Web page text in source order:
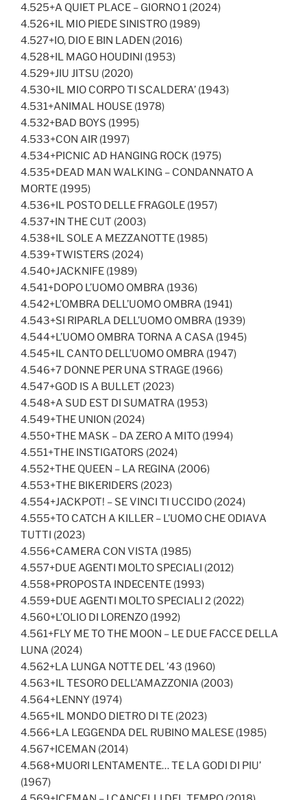
4.525+A QUIET PLACE – GIORNO 1 (2024)
4.526+IL MIO PIEDE SINISTRO (1989)
4.527+IO, DIO E BIN LADEN (2016)
4.528+IL MAGO HOUDINI (1953)
4.529+JIU JITSU (2020)
4.530+IL MIO CORPO TI SCALDERA’ (1943)
4.531+ANIMAL HOUSE (1978)
4.532+BAD BOYS (1995)
4.533+CON AIR (1997)
4.534+PICNIC AD HANGING ROCK (1975)
4.535+DEAD MAN WALKING – CONDANNATO A
MORTE (1995)
4.536+IL POSTO DELLE FRAGOLE (1957)
4.537+IN THE CUT (2003)
4.538+IL SOLE A MEZZANOTTE (1985)
4.539+TWISTERS (2024)
4.540+JACKNIFE (1989)
4.541+DOPO L’UOMO OMBRA (1936)
4.542+L’OMBRA DELL’UOMO OMBRA (1941)
4.543+SI RIPARLA DELL’UOMO OMBRA (1939)
4.544+L’UOMO OMBRA TORNA A CASA (1945)
4.545+IL CANTO DELL’UOMO OMBRA (1947)
4.546+7 DONNE PER UNA STRAGE (1966)
4.547+GOD IS A BULLET (2023)
4.548+A SUD EST DI SUMATRA (1953)
4.549+THE UNION (2024)
4.550+THE MASK – DA ZERO A MITO (1994)
4.551+THE INSTIGATORS (2024)
4.552+THE QUEEN – LA REGINA (2006)
4.553+THE BIKERIDERS (2023)
4.554+JACKPOT! – SE VINCI TI UCCIDO (2024)
4.555+TO CATCH A KILLER – L’UOMO CHE ODIAVA
TUTTI (2023)
4.556+CAMERA CON VISTA (1985)
4.557+DUE AGENTI MOLTO SPECIALI (2012)
4.558+PROPOSTA INDECENTE (1993)
4.559+DUE AGENTI MOLTO SPECIALI 2 (2022)
4.560+L’OLIO DI LORENZO (1992)
4.561+FLY ME TO THE MOON – LE DUE FACCE DELLA
LUNA (2024)
4.562+LA LUNGA NOTTE DEL ’43 (1960)
4.563+IL TESORO DELL’AMAZZONIA (2003)
4.564+LENNY (1974)
4.565+IL MONDO DIETRO DI TE (2023)
4.566+LA LEGGENDA DEL RUBINO MALESE (1985)
4.567+ICEMAN (2014)
4.568+MUORI LENTAMENTE… TE LA GODI DI PIU’
(1967)